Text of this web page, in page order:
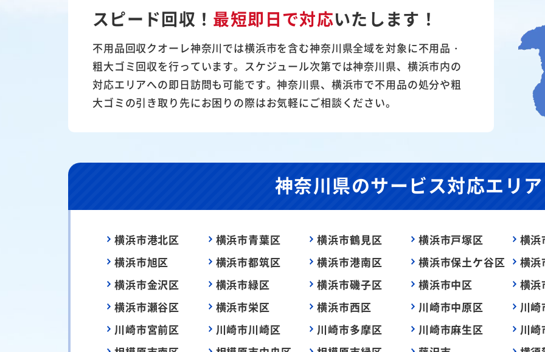
スピード回収！ 最短即日で対応いたします！
不用品回収クオーレ神奈川では横浜市を含む神奈川県全域を対象に不用品・
粗大ゴミ回収を行っています。スケジュール次第では神奈川県、横浜市内の
対応エリアへの即日訪問も可能です。神奈川県、横浜市で不用品の処分や粗
大ゴミの引き取り先にお困りの際はお気軽にご相談ください。
神奈川県のサービス対応エリア
横浜市港北区 横浜市青葉区 横浜市鶴見区 横浜市戸塚区
横浜
横浜市旭区
横浜市都筑区 横浜市港南区 横浜市保土ケ谷区
横浜
横浜市金沢区
横浜市緑区 横浜市磯子区 横浜市中区
横浜
横浜市瀬谷区
横浜市栄区 横浜市西区 川崎市中原区
川
川崎市宮前区
川崎市川崎区 川崎市多摩区 川崎市麻生区
川